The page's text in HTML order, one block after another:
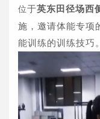
位于英东田径场西
施，邀请体能专项
能训练的训练技巧。